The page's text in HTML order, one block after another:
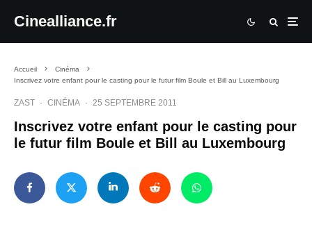
Cinealliance.fr
Accueil
Cinéma
Inscrivez votre enfant pour le casting pour le futur film Boule et Bill au Luxembourg
ZAST · CINÉMA · 25 SEPTEMBRE 2011
Inscrivez votre enfant pour le casting pour
le futur film Boule et Bill au Luxembourg